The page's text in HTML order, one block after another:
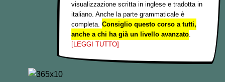
visualizzazione scritta in inglese e tradotta in
italiano. Anche la parte grammaticale è
completa. Consiglio questo corso a tutti,
anche a chi ha già un livello avanzato.
[LEGGI TUTTO]